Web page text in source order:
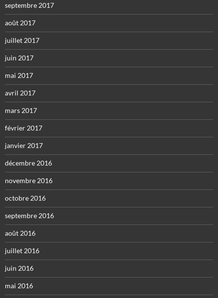
septembre 2017
août 2017
juillet 2017
juin 2017
mai 2017
avril 2017
mars 2017
février 2017
janvier 2017
décembre 2016
novembre 2016
octobre 2016
septembre 2016
août 2016
juillet 2016
juin 2016
mai 2016